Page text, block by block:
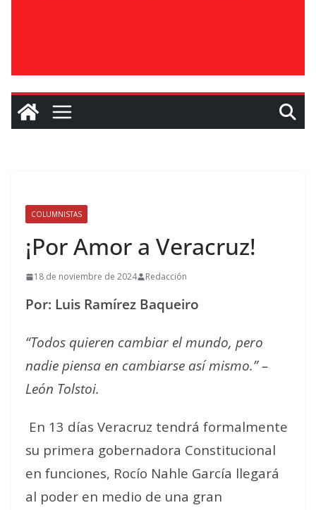
COLUMNISTAS
¡Por Amor a Veracruz!
18 de noviembre de 2024 Redacción
Por: Luis Ramírez Baqueiro
“Todos quieren cambiar el mundo, pero
nadie piensa en cambiarse así mismo.” –
León Tolstoi.
En 13 días Veracruz tendrá formalmente
su primera gobernadora Constitucional
en funciones, Rocío Nahle García llegará
al poder en medio de una gran